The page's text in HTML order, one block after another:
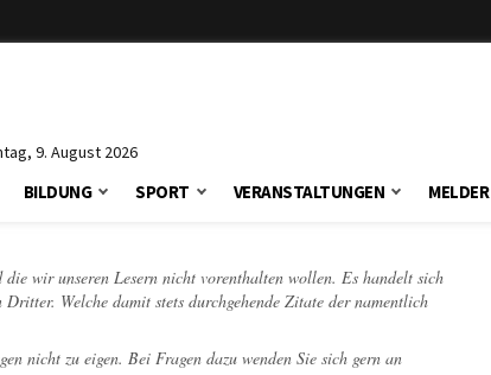
9. August 2026
BILDUNG SPORT VERANSTALTUNGEN MELDER
wir unseren Lesern nicht vorenthalten wollen. Es handelt sich
Welche damit stets durchgehende Zitate der namentlich
nicht zu eigen. Bei Fragen dazu wenden Sie sich gern an